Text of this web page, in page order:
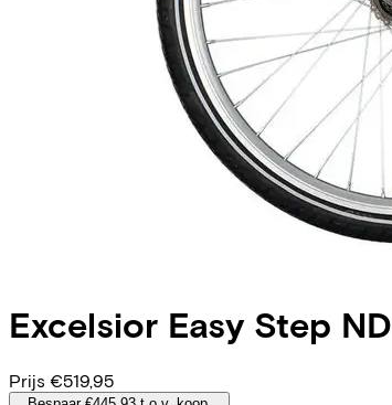
Excelsior Easy Step ND
Prijs €519,95